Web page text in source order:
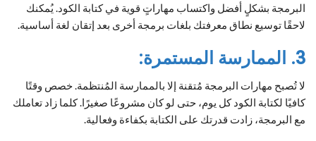
البرمجة بشكلٍ أفضل واكتساب مهاراتٍ قوية في كتابة الكود. يُمكنك
لاحقًا توسيع نطاق معرفتك بلغات برمجة أخرى بعد إتقان لغة أساسية.
3. الممارسة المستمرة:
لا تُصبح مهارات البرمجة مُتقنة إلا بالممارسة المُنتظمة. خصص وقتًا
كافيًا لكتابة الكود كل يوم، حتى لو كان مشروعًا صغيرًا. كلما زاد تعاملك
مع البرمجة، زادت قدرتك على الكتابة بكفاءة وفعالية.